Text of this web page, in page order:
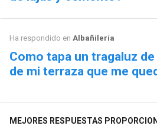
Ha respondido en Albañilería
Como tapa un tragaluz
de mi terraza que me
MEJORES RESPUESTAS